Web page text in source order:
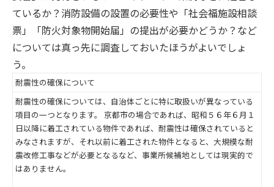
ているか？消防設備の設置の必要性や「社会福施設相談
票」「防火対象物開始届」の提出が必要かどうか？など
については真っ先に調査しておいたほうがよいでしょ
う。
耐震性の確保について
耐震性の確保については、自治体ごとに特に取扱いが異なっている
項目の一つとなります。 京都市の場合であれば、昭和５６年６月１
日以降に着工されている物件であれば、耐震性は確保されていると
みなされますが、それ以前に着工された物件となると、大規模な耐
震改修工事などが必要となるなど、事業所候補地としては現実的で
はありません。